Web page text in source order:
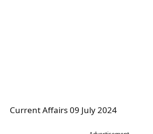
Current Affairs 09 July 2024